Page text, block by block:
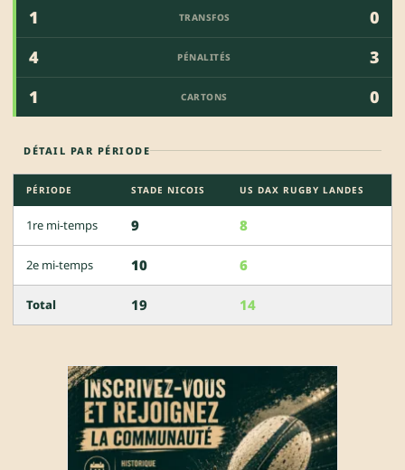
1
TRANSFOS
0
4
PÉNALITÉS
3
1
CARTONS 0
DÉTAIL PAR PÉRIODE
PÉRIODE STADE NICOIS US DAX RUGBY LANDES
1re mi-temps 9 8
2e mi-temps 10 6
Total 19 14